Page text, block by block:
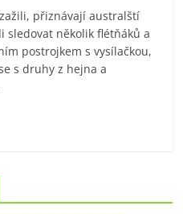
přiznávají australští
sledovat několik flétňáků a
postrojkem s vysílačkou,
s druhy z hejna a